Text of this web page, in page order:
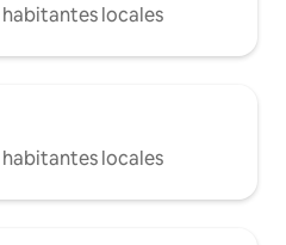
locales
locales